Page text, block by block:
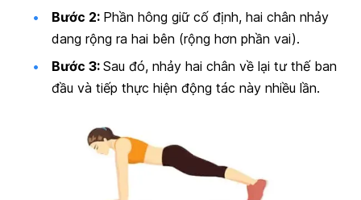
Bước 2: Phần hông giữ cố định, hai chân nhảy
dang rộng ra hai bên (rộng hơn phần vai).
Bước 3: Sau đó, nhảy hai chân về lại tư thế ban
đầu và tiếp thực hiện động tác này nhiều lần.